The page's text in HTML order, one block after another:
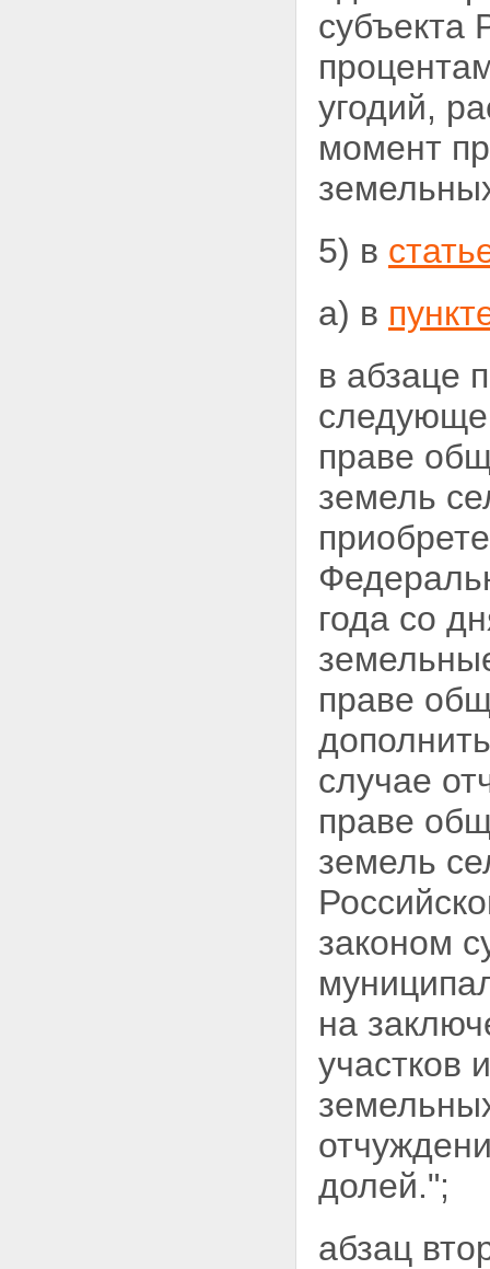
субъекта
угодий,
момент
5) в
а) в
в абзаце
праве
земель
года со
праве
случае
праве
земель
законом
на
участков
долей.";
абзац